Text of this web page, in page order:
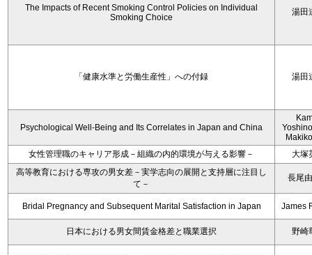
The Impacts of Recent Smoking Control Policies on Individual
Smoking Choice
湯田
「健康水準と労働生産性」への付録 湯田
Psychological Well-Being and Its Correlates in Japan and China
女性管理職のキャリア形成－組織の内的環境が与える影響－
大塚
高等教育における専攻の男女差－実学志向の展開と支持層に注目し
て－
長尾
Bridal Pregnancy and Subsequent Marital Satisfaction in Japan James
日本における男女間賃金格差と職業選択 野崎